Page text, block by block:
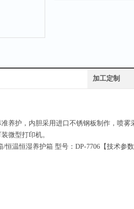
加工定制
养护，内胆采用进口不锈钢板制作，喷
微型打印机。
恒温恒湿养护箱 型号：DP-7706【技术参数